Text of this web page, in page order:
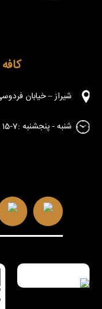
شیراز – خیابان
شنبه - پنجشنبه :7-15 و 17-22 جمعه ها 7-13